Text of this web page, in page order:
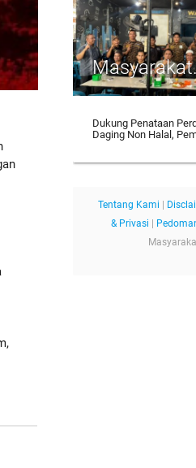
Dukung Penataan
Daging Non Halal,
Tentang Kami
& Privasi